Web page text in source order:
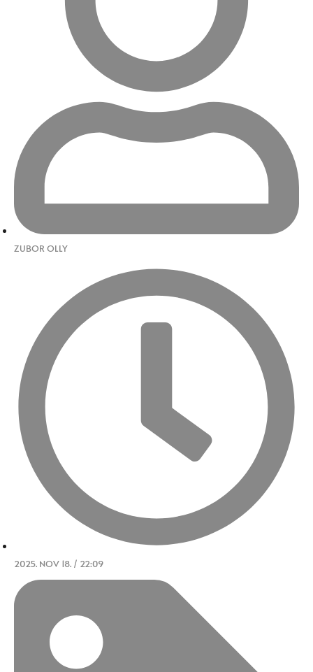
ZUBOR OLLY
2025. NOV 18. / 22:09